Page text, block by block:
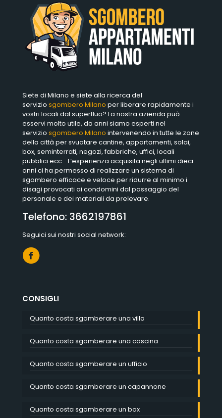
Siete di Milano e siete alla ricerca del
servizio sgombero Milano per liberare rapidamente i
vostri locali dal superfluo? La nostra azienda può
esservi molto utile, da anni siamo esperti nel
servizio sgombero Milano intervenendo in tutte le zone
della città per svuotare cantine, appartamenti, solai,
box, seminterrati, negozi, fabbriche, uffici, locali
pubblici ecc… L’esperienza acquisita negli ultimi dieci
anni ci ha permesso di realizzare un sistema di
sgombero efficace e veloce per ridurre al minimo i
disagi provocati ai condomini dal passaggio del
personale e dei materiali da prelevare.
Telefono: 3662197861
Seguici sui nostri social network:
CONSIGLI
Quanto costa sgomberare una villa
Quanto costa sgomberare una cascina
Quanto costa sgomberare un ufficio
Quanto costa sgomberare un capannone
Quanto costa sgomberare un box